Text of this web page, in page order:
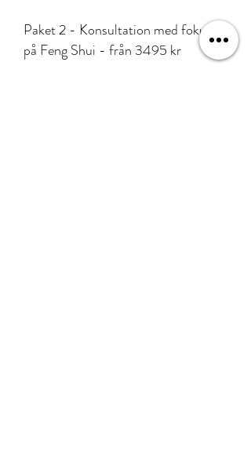
Paket 2 - Konsultation med fokus
på Feng Shui - från 3495 kr